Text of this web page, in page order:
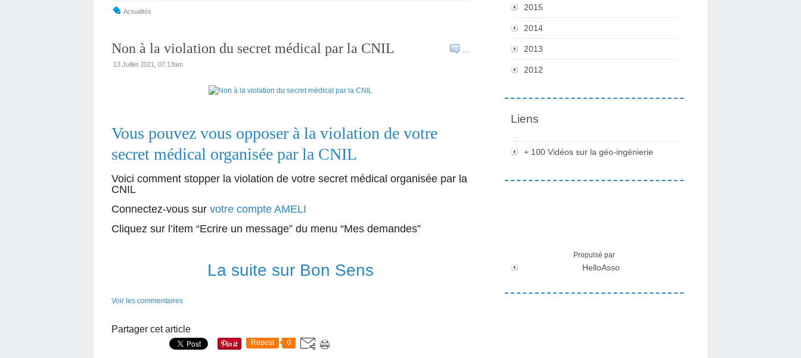
Actualités
…
Non à la violation du secret médical par la CNIL
13 Juillet 2021, 07:13am
Vous pouvez vous opposer à la violation de votre
secret médical organisée par la CNIL
Voici comment stopper la violation de votre secret médical organisée par la
CNIL
Connectez-vous sur votre compte AMELI
Cliquez sur l’item “Ecrire un message” du menu “Mes demandes”
La suite sur Bon Sens
Voir les commentaires
Partager cet article
Repost 0
2015
2014
2013
2012
Liens
+ 100 Vidéos sur la géo-ingénierie
Propulsé par
HelloAsso